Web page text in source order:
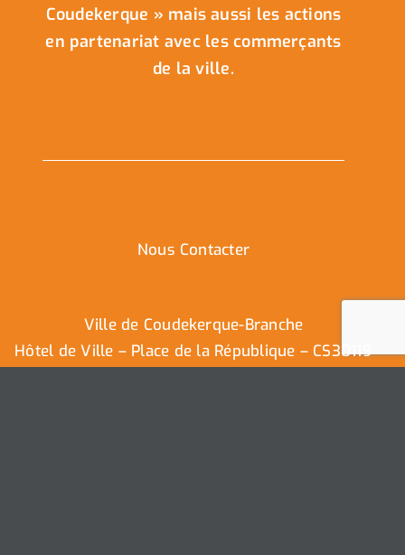
Coudekerque » mais aussi les actions
en partenariat avec les commerçants
de la ville.
Nous Contacter
Ville de Coudekerque-Branche
Hôtel de Ville – Place de la République – CS30119